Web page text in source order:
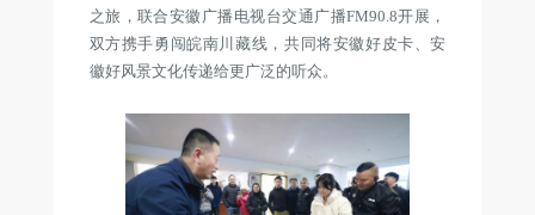
之旅，联合安徽广播电视台交通广播FM90.8开展，
双方携手勇闯皖南川藏线，共同将安徽好皮卡、安
徽好风景文化传递给更广泛的听众。